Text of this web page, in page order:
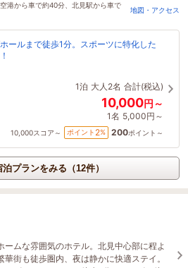
港から車で約40分、北見駅から車で
地図・アクセス
ールまで徒歩1分。スポーツに特化した
1泊 大人2名 合計(税込)
10,000円～
1名 5,000円～
10,000スコア～ ポイント 2% 200ポイント～
プランをみる（12件）
ームな雰囲気のホテル。北見中心部に程よ
華街も徒歩圏内、夜は静かに快適ステイ。